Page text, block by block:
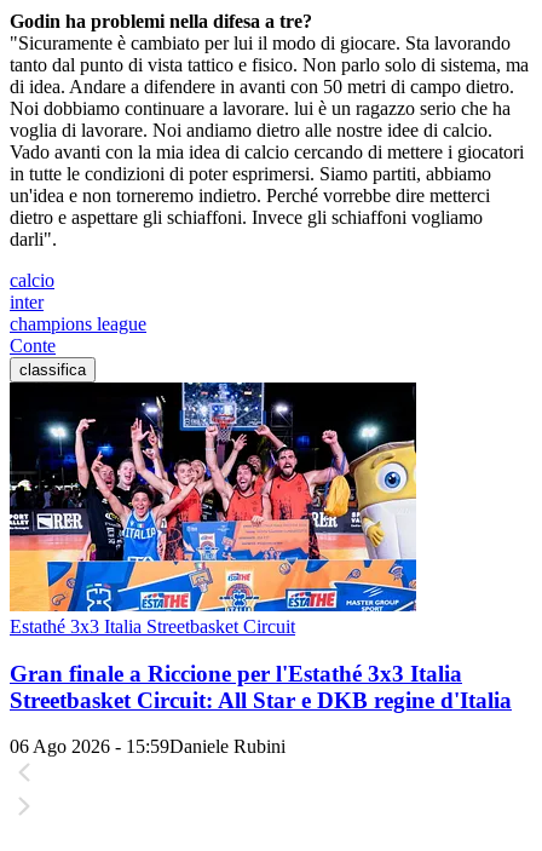
Godin ha problemi nella difesa a tre?
"Sicuramente è cambiato per lui il modo di giocare. Sta lavorando
tanto dal punto di vista tattico e fisico. Non parlo solo di sistema, ma
di idea. Andare a difendere in avanti con 50 metri di campo dietro.
Noi dobbiamo continuare a lavorare. lui è un ragazzo serio che ha
voglia di lavorare. Noi andiamo dietro alle nostre idee di calcio.
Vado avanti con la mia idea di calcio cercando di mettere i giocatori
in tutte le condizioni di poter esprimersi. Siamo partiti, abbiamo
un'idea e non torneremo indietro. Perché vorrebbe dire metterci
dietro e aspettare gli schiaffoni. Invece gli schiaffoni vogliamo
darli".
calcio
inter
champions league
Conte
classifica
Estathé 3x3 Italia Streetbasket Circuit
Gran finale a Riccione per l'Estathé 3x3 Italia
Streetbasket Circuit: All Star e DKB regine d'Italia
06 Ago 2026 - 15:59Daniele Rubini